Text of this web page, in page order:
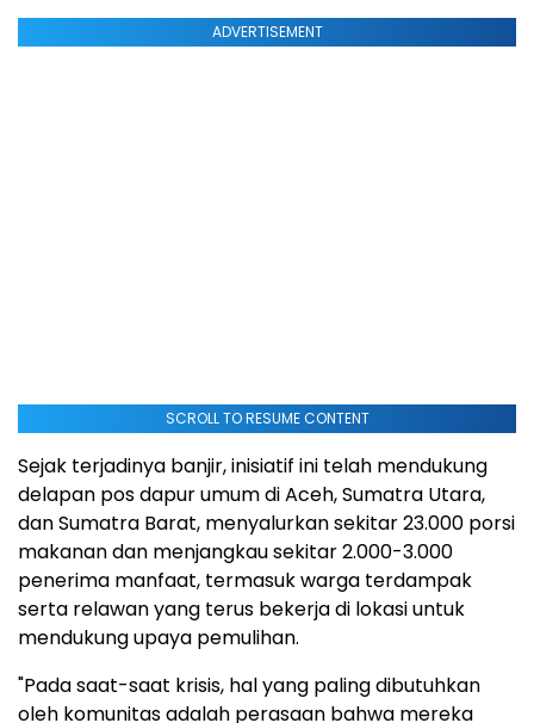
ADVERTISEMENT
SCROLL TO RESUME CONTENT
Sejak terjadinya banjir, inisiatif ini telah mendukung
delapan pos dapur umum di Aceh, Sumatra Utara,
dan Sumatra Barat, menyalurkan sekitar 23.000 porsi
makanan dan menjangkau sekitar 2.000-3.000
penerima manfaat, termasuk warga terdampak
serta relawan yang terus bekerja di lokasi untuk
mendukung upaya pemulihan.
"Pada saat-saat krisis, hal yang paling dibutuhkan
oleh komunitas adalah perasaan bahwa mereka